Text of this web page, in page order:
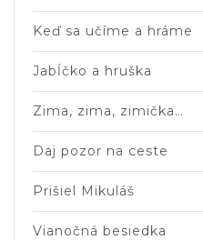
Keď sa učíme a hráme
Jabĺčko a hruška
Zima, zima, zimička…
Daj pozor na ceste
Prišiel Mikuláš
Vianočná besiedka